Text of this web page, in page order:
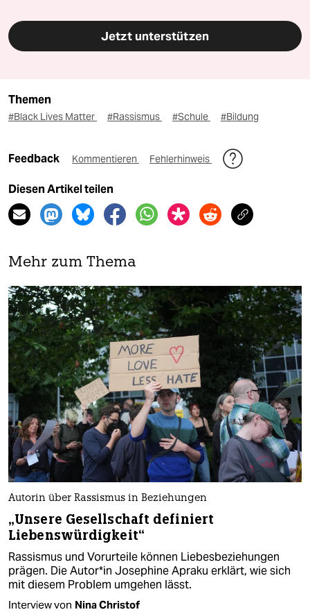
Jetzt unterstützen
Themen
#Black Lives Matter #Rassismus #Schule #Bildung
Feedback Kommentieren Fehlerhinweis
Diesen Artikel teilen
Mehr zum Thema
Autorin über Rassismus in Beziehungen
„Unsere Gesellschaft definiert
Liebenswürdigkeit“
Rassismus und Vorurteile können Liebesbeziehungen
prägen. Die Au­to­r*in Josephine Apraku erklärt, wie sich
mit diesem Problem umgehen lässt.
Interview von Nina Christof